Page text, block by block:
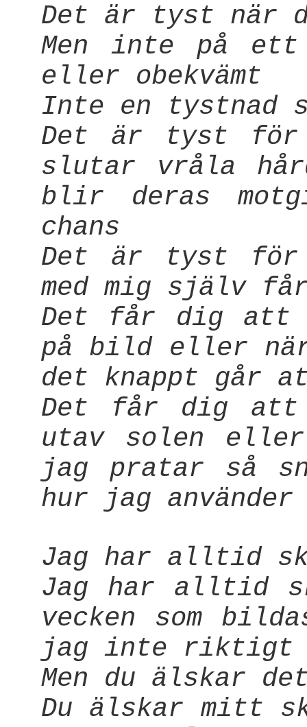
Det är tyst när
Men inte på
eller obekvämt
Inte en tystnad
Det är tyst
slutar vråla
blir deras
chans
Det är tyst
med mig själv
Det får dig att
på bild eller
det knappt går
Det får dig att
utav solen
jag pratar så
hur jag
Jag har alltid
Jag har alltid
vecken som
jag inte riktigt
Men du älskar
Du älskar mitt